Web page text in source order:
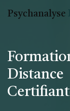
Psychanalyse
Distance